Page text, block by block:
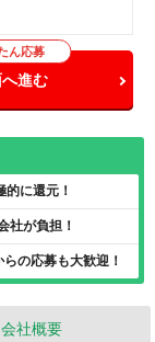
定可）
進む
ん応募
に還元！
社が負担！
の応募も大歓迎！
会社概要